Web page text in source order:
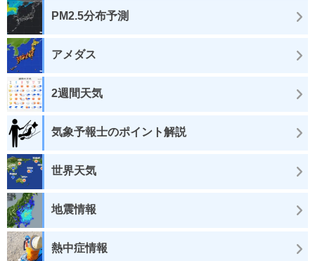
PM2.5分布予測
アメダス
2週間天気
気象予報士のポイント解説
世界天気
地震情報
熱中症情報